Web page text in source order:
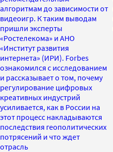
алгоритмам до зависимости от
видеоигр. К таким выводам
пришли эксперты
«Ростелекома» и АНО
«Институт развития
интернета» (ИРИ). Forbes
ознакомился с исследованием
и рассказывает о том, почему
регулирование цифровых
креативных индустрий
усиливается, как в России на
этот процесс накладываются
последствия геополитических
потрясений и что ждет
отрасль